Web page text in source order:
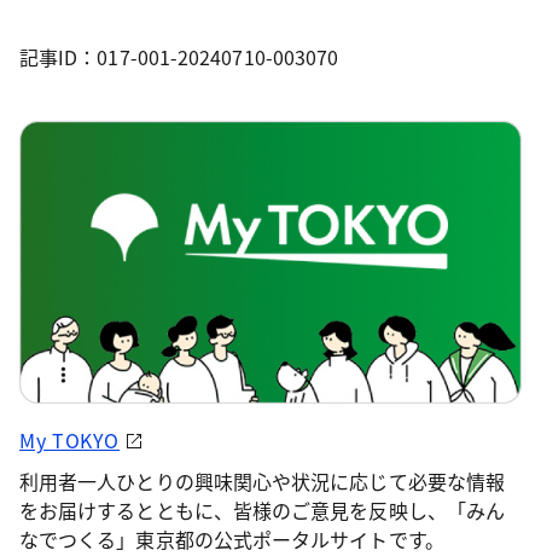
記事ID：017-001-20240710-003070
My TOKYO
利用者一人ひとりの興味関心や状況に応じて必要な情報
をお届けするとともに、皆様のご意見を反映し、「みん
なでつくる」東京都の公式ポータルサイトです。